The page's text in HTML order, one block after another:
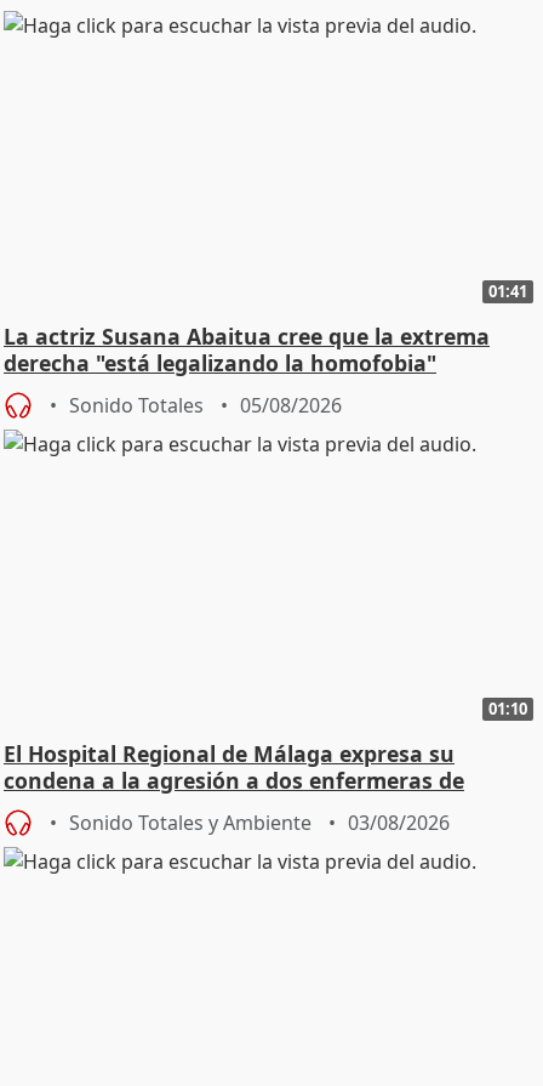
01:41
La actriz Susana Abaitua cree que la extrema
derecha "está legalizando la homofobia"
Sonido Totales 05/08/2026
01:10
El Hospital Regional de Málaga expresa su
condena a la agresión a dos enfermeras de
Urgencias
Sonido Totales y Ambiente 03/08/2026